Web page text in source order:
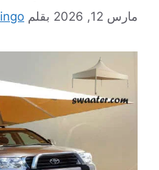
مارس 12, 2026 بقلم